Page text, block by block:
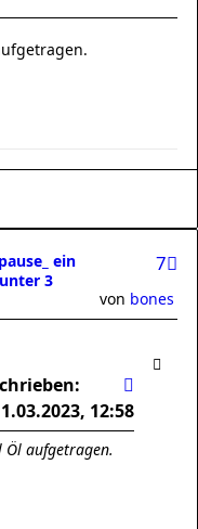
ein
3
7
von bones
12:58
Öl aufgetragen.